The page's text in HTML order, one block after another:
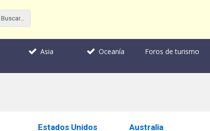
Asia Oceanía Foros de turismo
Estados Unidos Australia